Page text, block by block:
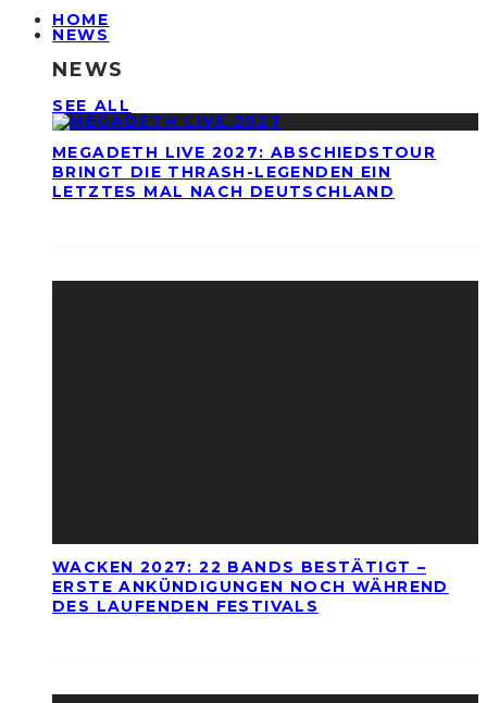
HOME
NEWS
NEWS
SEE ALL
MEGADETH LIVE 2027: ABSCHIEDSTOUR
BRINGT DIE THRASH-LEGENDEN EIN
LETZTES MAL NACH DEUTSCHLAND
WACKEN 2027: 22 BANDS BESTÄTIGT –
ERSTE ANKÜNDIGUNGEN NOCH WÄHREND
DES LAUFENDEN FESTIVALS